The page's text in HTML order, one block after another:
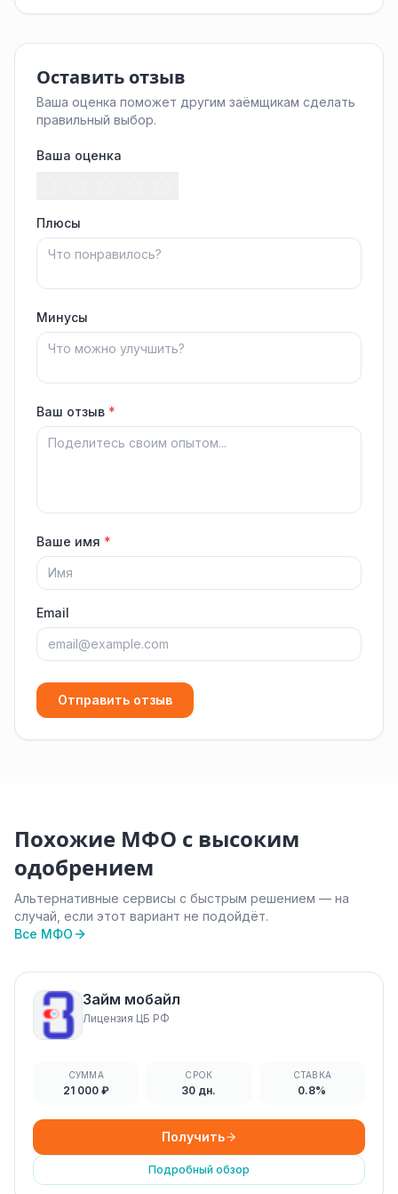
Оставить отзыв
Ваша оценка поможет другим заёмщикам сделать
правильный выбор.
Ваша оценка
Плюсы
Минусы
Ваш отзыв *
Ваше имя *
Email
Отправить отзыв
Похожие МФО с высоким
одобрением
Альтернативные сервисы с быстрым решением — на
случай, если этот вариант не подойдёт.
Все МФО
Займ мобайл
Лицензия ЦБ РФ
СУММА
21 000 ₽
СРОК
30 дн.
СТАВКА
0.8%
Получить
Подробный обзор